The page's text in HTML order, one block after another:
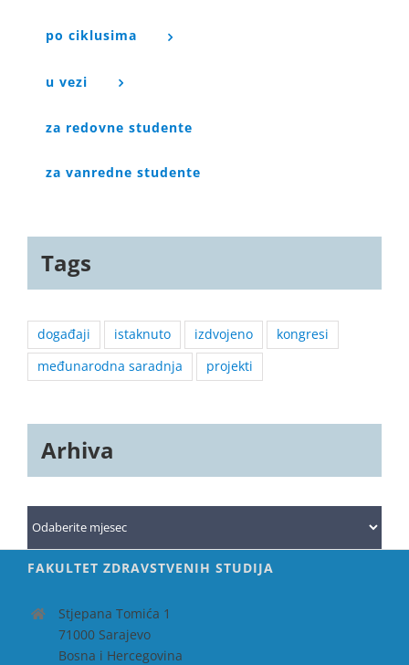
po ciklusima
u vezi
za redovne studente
za vanredne studente
Tags
događaji istaknuto izdvojeno
kongresi
međunarodna saradnja
projekti
Arhiva
Arhiva
FAKULTET ZDRAVSTVENIH STUDIJA
Stjepana Tomića 1
71000 Sarajevo
Bosna i Hercegovina